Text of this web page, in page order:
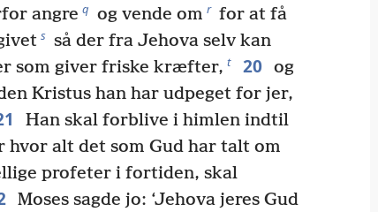
angre q og vende om r for at få
s så der fra Jehova selv kan
som giver friske kræfter, t 20 og
Kristus han har udpeget for jer,
Han skal forblive i himlen indtil
hvor alt det som Gud har talt om
profeter i fortiden, skal
Moses sagde jo: ‘Jehova jeres Gud